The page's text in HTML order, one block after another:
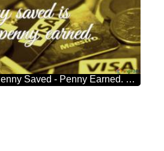
Cover For Facebook Penny Saved - Penny Earned. Money Cover Background